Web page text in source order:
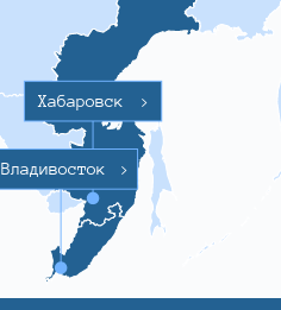
Хабаровск >
Владивосток >